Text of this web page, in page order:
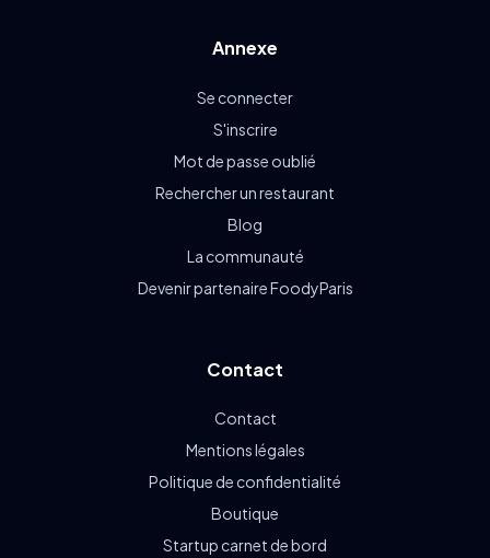
Annexe
Se connecter
S'inscrire
Mot de passe oublié
Rechercher un restaurant
Blog
La communauté
Devenir partenaire FoodyParis
Contact
Contact
Mentions légales
Politique de confidentialité
Boutique
Startup carnet de bord